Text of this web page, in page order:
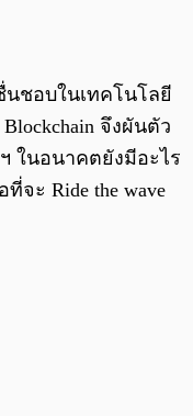
นชอบในเทคโนโลยี
จึงผันตัว
ในอนาคตยังมีอะไร
จะ Ride the wave